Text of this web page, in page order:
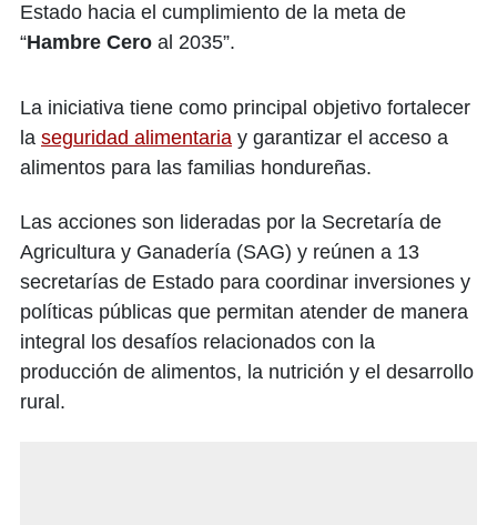
Estado hacia el cumplimiento de la meta de
“Hambre Cero al 2035”.
La iniciativa tiene como principal objetivo fortalecer
la seguridad alimentaria y garantizar el acceso a
alimentos para las familias hondureñas.
Las acciones son lideradas por la Secretaría de
Agricultura y Ganadería (SAG) y reúnen a 13
secretarías de Estado para coordinar inversiones y
políticas públicas que permitan atender de manera
integral los desafíos relacionados con la
producción de alimentos, la nutrición y el desarrollo
rural.